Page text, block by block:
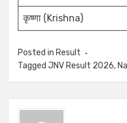
कृष्णा (Krishna)
Posted in Result
Tagged JNV Result 2026,